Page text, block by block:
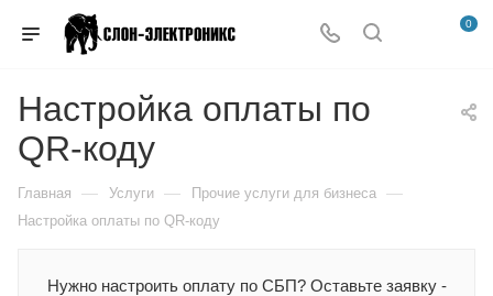
0
Настройка оплаты по
QR-коду
Главная — Услуги — Прочие услуги для бизнеса —
Настройка оплаты по QR-коду
Нужно настроить оплату по СБП? Оставьте заявку -